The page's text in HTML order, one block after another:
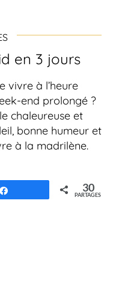
en 3 jours
vivre à l’heure
end prolongé ?
chaleureuse et
bonne humeur et
à la madrilène.
30
PARTAGES